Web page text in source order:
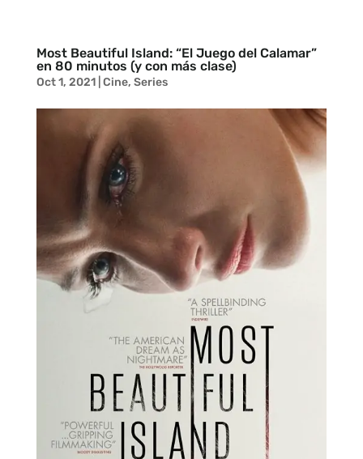
Most Beautiful Island: “El Juego del Calamar”
en 80 minutos (y con más clase)
Oct 1, 2021| Cine, Series